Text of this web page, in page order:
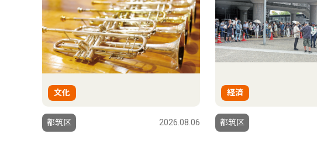
文化
都筑区 2026.08.06
経済
都筑区